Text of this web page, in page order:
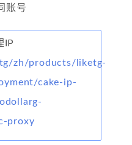
账号
IP
zh/products/liketg-
cake-ip-
proxy